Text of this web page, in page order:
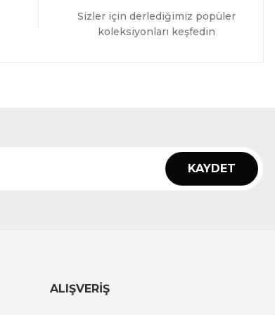
Sizler için derlediğimiz popüler
koleksiyonları keşfedin
KAYDET
ALIŞVERİŞ